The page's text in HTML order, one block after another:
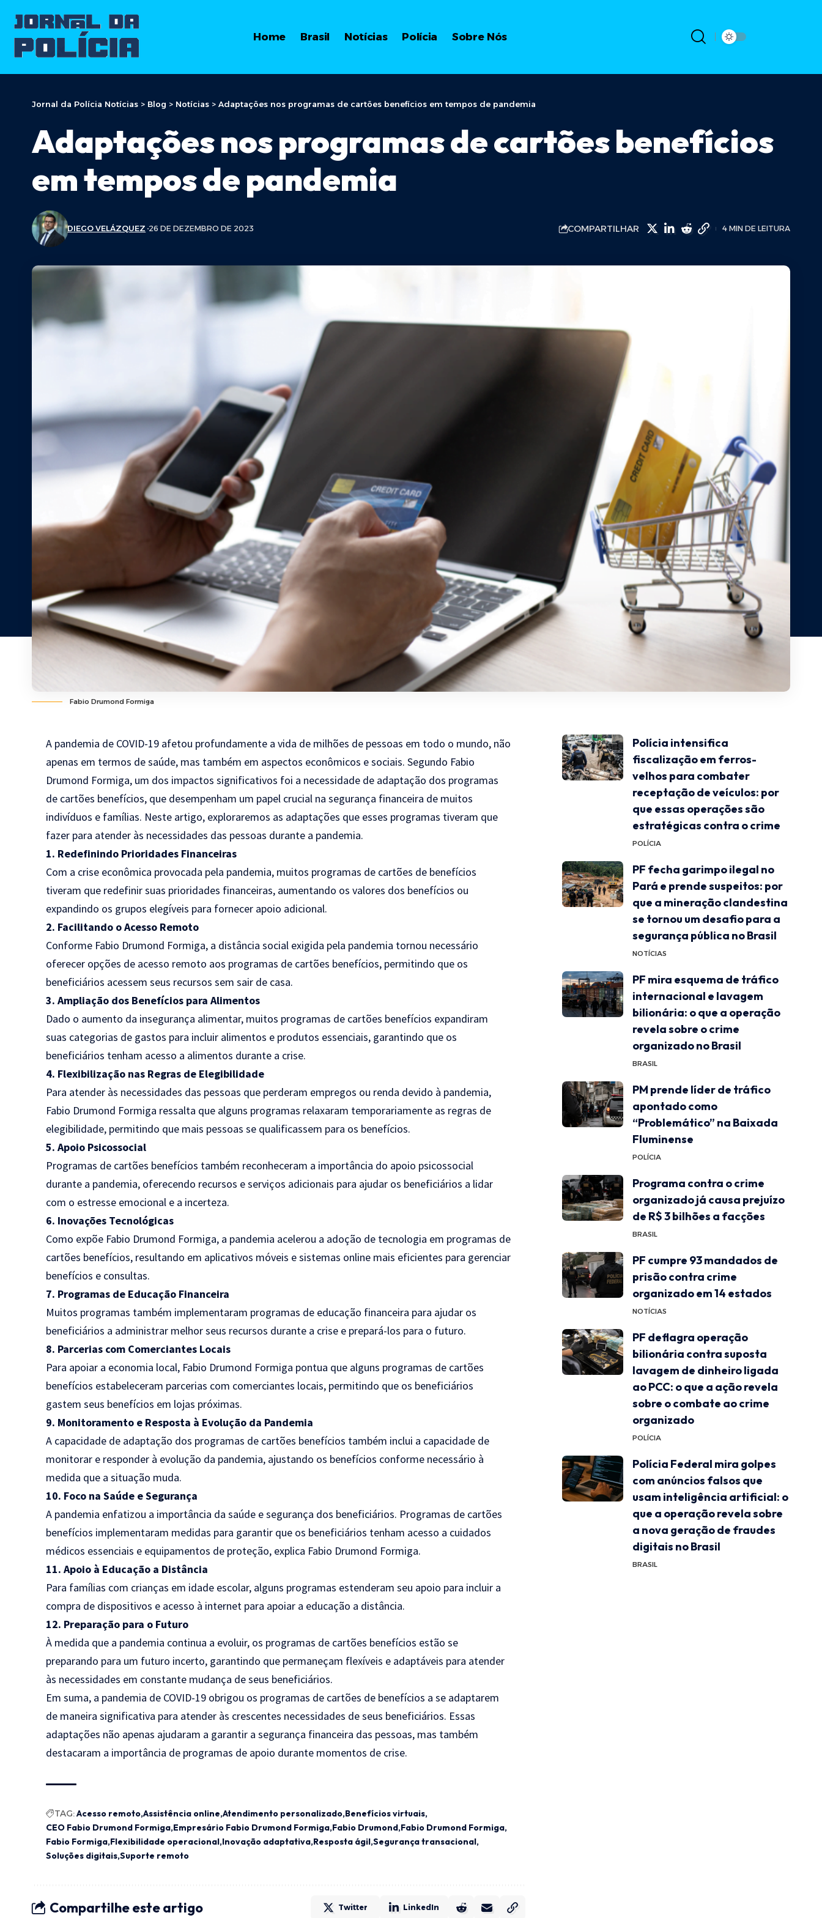
Home Brasil Notícias Polícia Sobre Nós
Jornal da Polícia Notícias > Blog > Notícias > Adaptações nos programas de cartões benefícios em tempos de pandemia
Adaptações nos programas de cartões benefícios
em tempos de pandemia
DIEGO VELÁZQUEZ 26 DE DEZEMBRO DE 2023 COMPARTILHAR 4 MIN DE LEITURA
Fabio Drumond Formiga
A pandemia de COVID-19 afetou profundamente a vida de milhões de pessoas em todo o mundo, não
apenas em termos de saúde, mas também em aspectos econômicos e sociais. Segundo Fabio
Drumond Formiga, um dos impactos significativos foi a necessidade de adaptação dos programas
de cartões benefícios, que desempenham um papel crucial na segurança financeira de muitos
indivíduos e famílias. Neste artigo, exploraremos as adaptações que esses programas tiveram que
fazer para atender às necessidades das pessoas durante a pandemia.
1. Redefinindo Prioridades Financeiras
Com a crise econômica provocada pela pandemia, muitos programas de cartões de benefícios
tiveram que redefinir suas prioridades financeiras, aumentando os valores dos benefícios ou
expandindo os grupos elegíveis para fornecer apoio adicional.
2. Facilitando o Acesso Remoto
Conforme Fabio Drumond Formiga, a distância social exigida pela pandemia tornou necessário
oferecer opções de acesso remoto aos programas de cartões benefícios, permitindo que os
beneficiários acessem seus recursos sem sair de casa.
3. Ampliação dos Benefícios para Alimentos
Dado o aumento da insegurança alimentar, muitos programas de cartões benefícios expandiram
suas categorias de gastos para incluir alimentos e produtos essenciais, garantindo que os
beneficiários tenham acesso a alimentos durante a crise.
4. Flexibilização nas Regras de Elegibilidade
Para atender às necessidades das pessoas que perderam empregos ou renda devido à pandemia,
Fabio Drumond Formiga ressalta que alguns programas relaxaram temporariamente as regras de
elegibilidade, permitindo que mais pessoas se qualificassem para os benefícios.
5. Apoio Psicossocial
Programas de cartões benefícios também reconheceram a importância do apoio psicossocial
durante a pandemia, oferecendo recursos e serviços adicionais para ajudar os beneficiários a lidar
com o estresse emocional e a incerteza.
6. Inovações Tecnológicas
Como expõe Fabio Drumond Formiga, a pandemia acelerou a adoção de tecnologia em programas de
cartões benefícios, resultando em aplicativos móveis e sistemas online mais eficientes para gerenciar
benefícios e consultas.
7. Programas de Educação Financeira
Muitos programas também implementaram programas de educação financeira para ajudar os
beneficiários a administrar melhor seus recursos durante a crise e prepará-los para o futuro.
8. Parcerias com Comerciantes Locais
Para apoiar a economia local, Fabio Drumond Formiga pontua que alguns programas de cartões
benefícios estabeleceram parcerias com comerciantes locais, permitindo que os beneficiários
gastem seus benefícios em lojas próximas.
9. Monitoramento e Resposta à Evolução da Pandemia
A capacidade de adaptação dos programas de cartões benefícios também inclui a capacidade de
monitorar e responder à evolução da pandemia, ajustando os benefícios conforme necessário à
medida que a situação muda.
10. Foco na Saúde e Segurança
A pandemia enfatizou a importância da saúde e segurança dos beneficiários. Programas de cartões
benefícios implementaram medidas para garantir que os beneficiários tenham acesso a cuidados
médicos essenciais e equipamentos de proteção, explica Fabio Drumond Formiga.
11. Apoio à Educação a Distância
Para famílias com crianças em idade escolar, alguns programas estenderam seu apoio para incluir a
compra de dispositivos e acesso à internet para apoiar a educação a distância.
12. Preparação para o Futuro
À medida que a pandemia continua a evoluir, os programas de cartões benefícios estão se
preparando para um futuro incerto, garantindo que permaneçam flexíveis e adaptáveis para atender
às necessidades em constante mudança de seus beneficiários.
Em suma, a pandemia de COVID-19 obrigou os programas de cartões de benefícios a se adaptarem
de maneira significativa para atender às crescentes necessidades de seus beneficiários. Essas
adaptações não apenas ajudaram a garantir a segurança financeira das pessoas, mas também
destacaram a importância de programas de apoio durante momentos de crise.
TAG:Acesso remoto Assistência online Atendimento personalizado Benefícios virtuais
CEO Fabio Drumond Formiga Empresário Fabio Drumond Formiga Fabio Drumond Fabio Drumond Formiga
Fabio Formiga Flexibilidade operacional Inovação adaptativa Resposta ágil Segurança transacional
Soluções digitais Suporte remoto
Compartilhe este artigo Twitter LinkedIn
Polícia intensifica
fiscalização em ferros-
velhos para combater
receptação de veículos: por
que essas operações são
estratégicas contra o crime
POLÍCIA
PF fecha garimpo ilegal no
Pará e prende suspeitos: por
que a mineração clandestina
se tornou um desafio para a
segurança pública no Brasil
NOTÍCIAS
PF mira esquema de tráfico
internacional e lavagem
bilionária: o que a operação
revela sobre o crime
organizado no Brasil
BRASIL
PM prende líder de tráfico
apontado como
“Problemático” na Baixada
Fluminense
POLÍCIA
Programa contra o crime
organizado já causa prejuízo
de R$ 3 bilhões a facções
BRASIL
PF cumpre 93 mandados de
prisão contra crime
organizado em 14 estados
NOTÍCIAS
PF deflagra operação
bilionária contra suposta
lavagem de dinheiro ligada
ao PCC: o que a ação revela
sobre o combate ao crime
organizado
POLÍCIA
Polícia Federal mira golpes
com anúncios falsos que
usam inteligência artificial: o
que a operação revela sobre
a nova geração de fraudes
digitais no Brasil
BRASIL